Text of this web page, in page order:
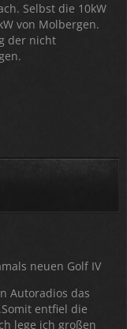
die Antenne
abgespielt, da
Selbst die 10kW
von Molbergen.
der nicht
neuen Golf IV
Autoradios das
entfiel die
lege ich großen